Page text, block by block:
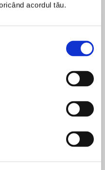
acordul tău.
Post!
thriller, a twisty
finds a home and a
in a gritty, sensual
Oleander
the partner-in-crime
recenzii
of Professional
of Southern